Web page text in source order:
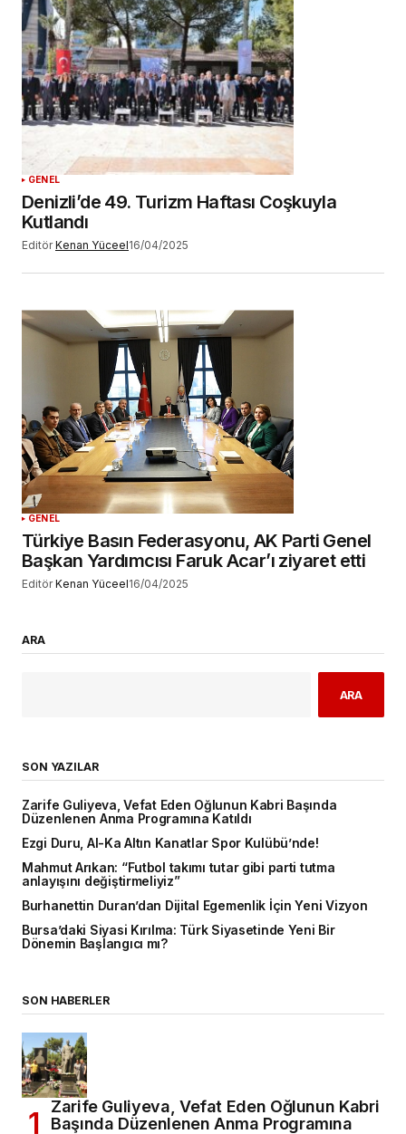
GENEL
Denizli’de 49. Turizm Haftası Coşkuyla
Kutlandı
Editör Kenan Yüceel16/04/2025
GENEL
Türkiye Basın Federasyonu, AK Parti Genel
Başkan Yardımcısı Faruk Acar’ı ziyaret etti
Editör Kenan Yüceel16/04/2025
ARA
ARA
SON YAZILAR
Zarife Guliyeva, Vefat Eden Oğlunun Kabri Başında
Düzenlenen Anma Programına Katıldı
Ezgi Duru, Al-Ka Altın Kanatlar Spor Kulübü’nde!
Mahmut Arıkan: “Futbol takımı tutar gibi parti tutma
anlayışını değiştirmeliyiz”
Burhanettin Duran’dan Dijital Egemenlik İçin Yeni Vizyon
Bursa’daki Siyasi Kırılma: Türk Siyasetinde Yeni Bir
Dönemin Başlangıcı mı?
SON HABERLER
Zarife Guliyeva, Vefat Eden Oğlunun Kabri
Başında Düzenlenen Anma Programına